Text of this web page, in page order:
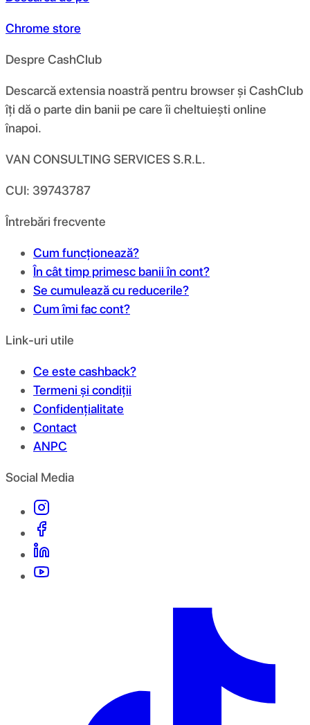
Chrome store
Despre CashClub
Descarcă extensia noastră pentru browser și CashClub
îți dă o parte din banii pe care îi cheltuiești online
înapoi.
VAN CONSULTING SERVICES S.R.L.
CUI: 39743787
Întrebări frecvente
Cum funcționează?
În cât timp primesc banii în cont?
Se cumulează cu reducerile?
Cum îmi fac cont?
Link-uri utile
Ce este cashback?
Termeni și condiții
Confidențialitate
Contact
ANPC
Social Media